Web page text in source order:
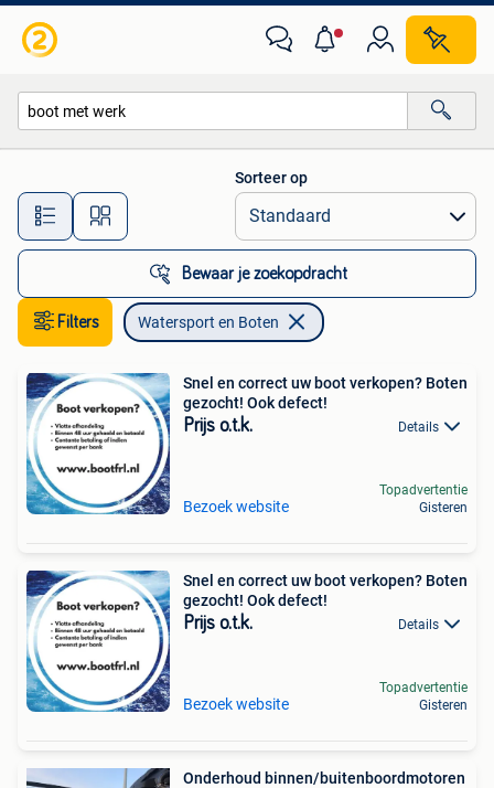
Alle afstanden…
Sorteer op
Bewaar je zoekopdracht
Filters Watersport en Boten
Snel en correct uw boot verkopen? Boten
gezocht! Ook defect!
Prijs o.t.k. Details
Bezoek website
Topadvertentie
Gisteren
Snel en correct uw boot verkopen? Boten
gezocht! Ook defect!
Prijs o.t.k. Details
Bezoek website
Topadvertentie
Gisteren
Onderhoud binnen/buitenboordmotoren